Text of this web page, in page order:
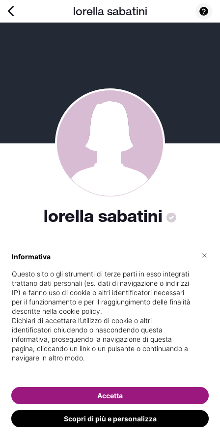
lorella sabatini
lorella sabatini
Specializzata inTrattamenti corpo
Vedi le informazioni di lorella
Informativa
Questo sito o gli strumenti di terze parti in esso integrati
trattano dati personali (es. dati di navigazione o indirizzi
IP) e fanno uso di cookie o altri identificatori necessari
per il funzionamento e per il raggiungimento delle finalità
descritte nella cookie policy.
Dichiari di accettare l’utilizzo di cookie o altri
identificatori chiudendo o nascondendo questa
informativa, proseguendo la navigazione di questa
pagina, cliccando un link o un pulsante o continuando a
navigare in altro modo.
Scopri di più e personalizza
Accetta
×